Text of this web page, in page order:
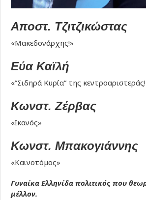
Αποστ. Τζιτζικώστας
«Μακεδονάρχης!»
ΕύαΚαϊλή
«”Σιδηρά Κυρία” της
Κωνστ. Ζέρβας
«Ικανός»
Κωνστ. Μπακογιάννης
«Καινοτόμος»
Γυναίκα Ελληνίδα πολιτικός που
μέλλον.